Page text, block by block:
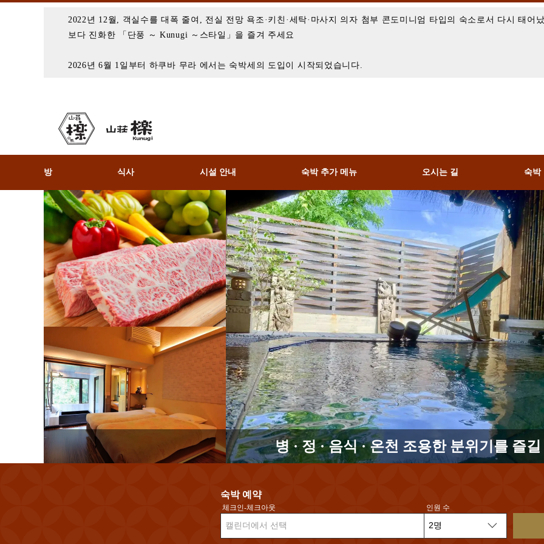
2022년 12월, 객실수를 대폭 줄여, 전실 전망 욕조·키친·세탁·마사지 의자 첨부 콘도미니엄 타입의 숙소로서 다시 태어
보다 진화한 「단풍 ～ Kunugi ～스타일」을 즐겨 주세요
2026년 6월 1일부터 하쿠바 무라 에서는 숙박세의 도입이 시작되었습니다.
방 식사 시설 안내 숙박 추가 메뉴 오시는 길 숙박
병 · 정 · 음식 · 온천 조용한 분위기를 즐길
숙박 예약
체크인-체크아웃
캘린더에서 선택
인원 수